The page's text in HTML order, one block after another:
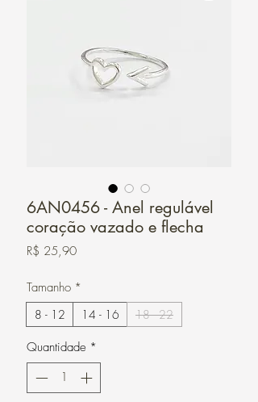
6AN0456 - Anel regulável
coração vazado e flecha
R$ 25,90Preço
Tamanho *
8 - 12 14 - 16 18 - 22
Quantidade *